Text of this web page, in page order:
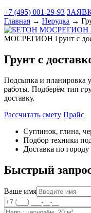
+7 (495) 001-29-93
Главная → Нерудка →
МОСРЕГИОН Грунт с
Грунт с
Подсыпка и планировка
работы. Подберём тип
доставку.
Рассчитать смету Прайс
Суглинок, глина,
Подбор техники
Доставка по городу
Быстрый
Ваше имя